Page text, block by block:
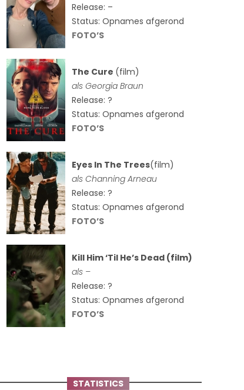
Release: –
Status: Opnames afgerond
FOTO’S
The Cure (film)
alsGeorgia Braun
Release: ?
Status: Opnames afgerond
FOTO’S
Eyes In The Trees(film)
als Channing Arneau
Release: ?
Status: Opnames afgerond
FOTO’S
Kill Him ‘Til He’s Dead (film)
als –
Release: ?
Status: Opnames afgerond
FOTO’S
STATISTICS